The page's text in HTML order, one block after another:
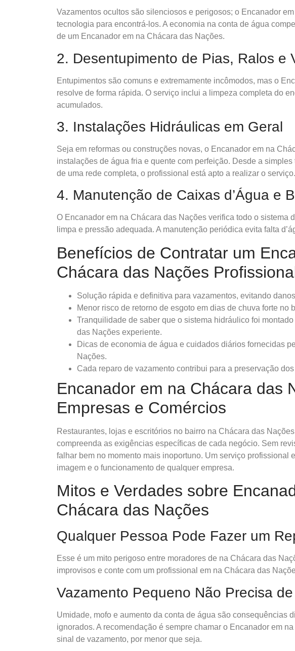
Vazamentos ocultos são silenciosos e perigosos; o Encanador
tecnologia para encontrá-los. A economia na conta de água
de um Encanador em na Chácara das Nações.
2. Desentupimento de Pias, Ralos e
Entupimentos são comuns e extremamente incômodos, mas o
resolve de forma rápida. O serviço inclui a limpeza completa do
acumulados.
3. Instalações Hidráulicas em Geral
Seja em reformas ou construções novas, o Encanador em na
instalações de água fria e quente com perfeição. Desde a
de uma rede completa, o profissional está apto a realizar o serviço.
4. Manutenção de Caixas d’Água e
O Encanador em na Chácara das Nações verifica todo o sistema
limpa e pressão adequada. A manutenção periódica evita falta
Benefícios de Contratar um
Chácara das Nações
Solução rápida e definitiva para vazamentos, evitando
Menor risco de retorno de esgoto em dias de chuva forte no
Tranquilidade de saber que o sistema hidráulico foi
das Nações experiente.
Dicas de economia de água e cuidados diários fornecidas
Nações.
Cada reparo de vazamento contribui para a preservação
Encanador em na Chácara das
Empresas e Comércios
Restaurantes, lojas e escritórios no bairro na Chácara das
compreenda as exigências específicas de cada negócio. Sem
falhar bem no momento mais inoportuno. Um serviço profissional
imagem e o funcionamento de qualquer empresa.
Mitos e Verdades sobre
Chácara das Nações
Qualquer Pessoa Pode Fazer um
Esse é um mito perigoso entre moradores de na Chácara das
improvisos e conte com um profissional em na Chácara das
Vazamento Pequeno Não Precisa
Umidade, mofo e aumento da conta de água são consequências
ignorados. A recomendação é sempre chamar o Encanador em
sinal de vazamento, por menor que seja.